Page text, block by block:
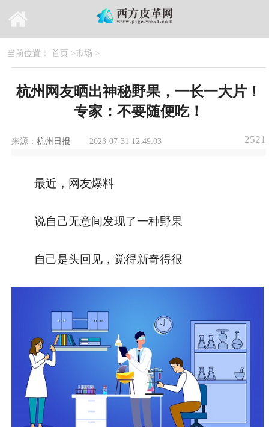
当前位置： 首页 >市场 >
杭州网友晒出神秘野果，一长一大片！
专家：不要随便吃！
来源： 杭州日报 2023-07-31 12:49:03 2521
最近，网友爆料
说自己无意间发现了一种野果
自己是头回见，觉得新奇得很